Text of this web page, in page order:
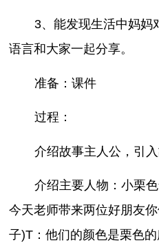
3、能发现生活中妈妈
语言和大家一起分享。
准备：课件
过程：
介绍故事主人公，引入
介绍主要人物：小栗
今天老师带来两位好朋友
子)T：他们的颜色是栗色